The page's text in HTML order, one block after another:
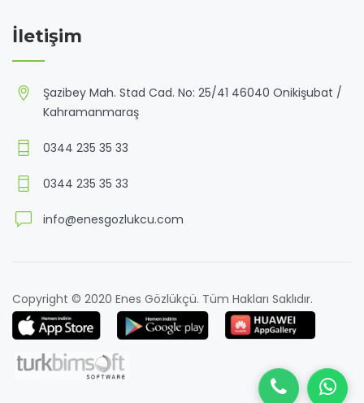
İletişim
Şazibey Mah. Stad Cad. No: 25/41 46040 Onikişubat /
Kahramanmaraş
0344 235 35 33
0344 235 35 33
info@enesgozlukcu.com
Copyright © 2020 Enes Gözlükçü. Tüm Hakları Saklıdır.